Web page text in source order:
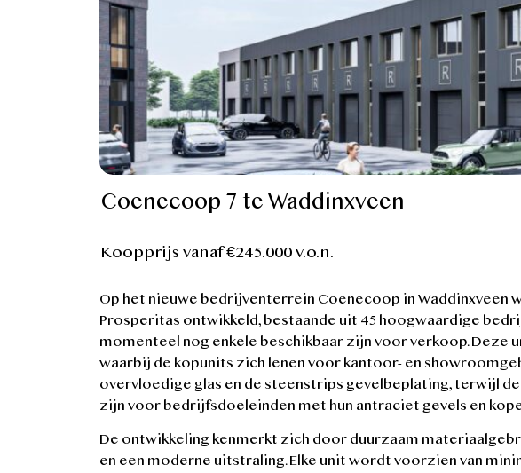
Coenecoop 7 te Waddinxveen
Koopprijs vanaf €245.000 v.o.n.
Op het nieuwe bedrijventerrein Coenecoop in Waddinxveen
Prosperitas ontwikkeld, bestaande uit 45 hoogwaardige
momenteel nog enkele beschikbaar zijn voor verkoop. Deze
waarbij de kopunits zich lenen voor kantoor- en
overvloedige glas en de steenstrips gevelbeplating, terwijl
zijn voor bedrijfsdoeleinden met hun antraciet gevels en
De ontwikkeling kenmerkt zich door duurzaam
en een moderne uitstraling. Elke unit wordt voorzien van